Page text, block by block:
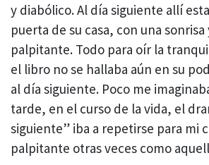
y diabólico. Al día siguiente allí
puerta de su casa, con una
palpitante. Todo para oír la
el libro no se hallaba aún en su
al día siguiente. Poco me
tarde, en el curso de la vida, el
siguiente” iba a repetirse para mi
palpitante otras veces como